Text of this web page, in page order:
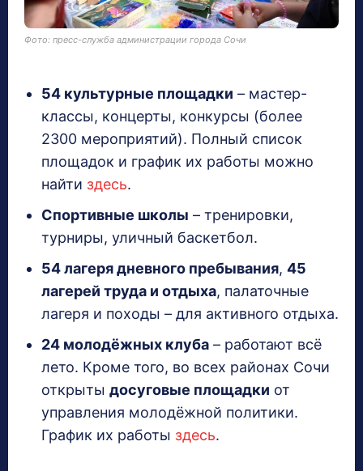
Фото: пресс-служба администрации города Сочи
54 культурные площадки – мастер-
классы, концерты, конкурсы (более
2300 мероприятий). Полный список
площадок и график их работы можно
найти здесь.
Спортивные школы – тренировки,
турниры, уличный баскетбол.
54 лагеря дневного пребывания, 45
лагерей труда и отдыха, палаточные
лагеря и походы – для активного отдыха.
24 молодёжных клуба – работают всё
лето. Кроме того, во всех районах Сочи
открыты досуговые площадки от
управления молодёжной политики.
График их работы здесь.